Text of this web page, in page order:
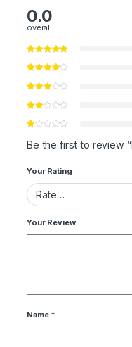
0.0
overall
Be the first to review
Your Rating
Your Review
Name *